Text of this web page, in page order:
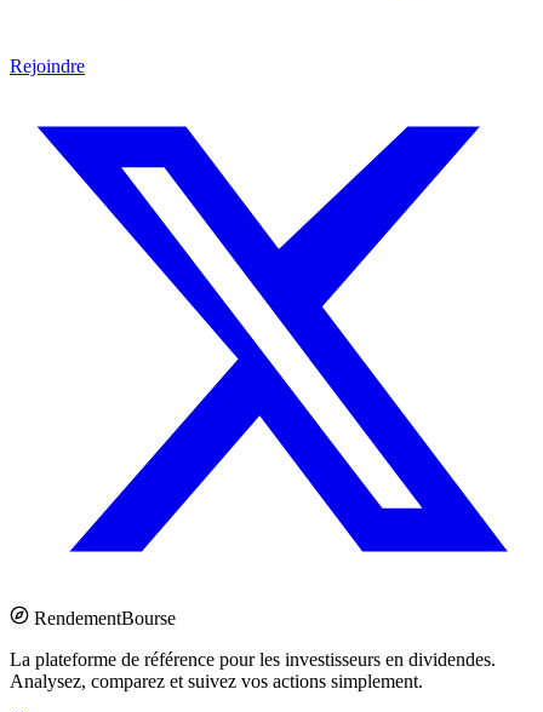
Rejoindre
RendementBourse
La plateforme de référence pour les investisseurs en dividendes.
Analysez, comparez et suivez vos actions simplement.